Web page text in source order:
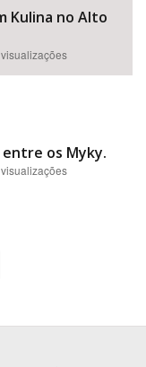
Kulina no Alto
entre os Myky.